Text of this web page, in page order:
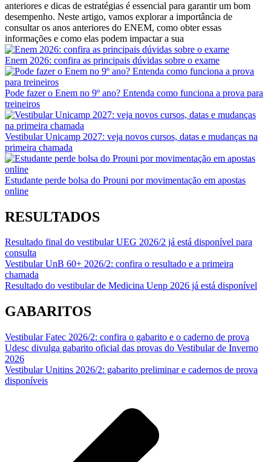
anteriores e dicas de estratégias é essencial para garantir um bom
desempenho. Neste artigo, vamos explorar a importância de
consultar os anos anteriores do ENEM, como obter essas
informações e como elas podem impactar a sua
Enem 2026: confira as principais dúvidas sobre o exame
Pode fazer o Enem no 9º ano? Entenda como funciona a prova para
treineiros
Vestibular Unicamp 2027: veja novos cursos, datas e mudanças na
primeira chamada
Estudante perde bolsa do Prouni por movimentação em apostas
online
RESULTADOS
Resultado final do vestibular UEG 2026/2 já está disponível para
consulta
Vestibular UnB 60+ 2026/2: confira o resultado e a primeira
chamada
Resultado do vestibular de Medicina Uenp 2026 já está disponível
GABARITOS
Vestibular Fatec 2026/2: confira o gabarito e o caderno de prova
Udesc divulga gabarito oficial das provas do Vestibular de Inverno
2026
Vestibular Unitins 2026/2: gabarito preliminar e cadernos de prova
disponíveis